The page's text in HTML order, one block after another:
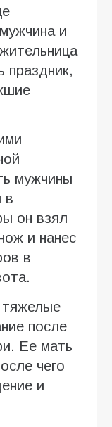
и
праздник,
мужчины
в
он взял
и нанес
в
после
Ее мать
чего
и